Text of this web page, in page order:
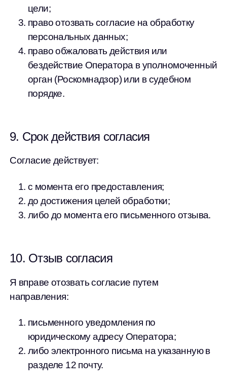
цели;
право отозвать согласие на обработку
персональных данных;
право обжаловать действия или
бездействие Оператора в уполномоченный
орган (Роскомнадзор) или в судебном
порядке.
9. Срок действия согласия
Согласие действует:
с момента его предоставления;
до достижения целей обработки;
либо до момента его письменного отзыва.
10. Отзыв согласия
Я вправе отозвать согласие путем
направления:
письменного уведомления по
юридическому адресу Оператора;
либо электронного письма на указанную в
разделе 12 почту.